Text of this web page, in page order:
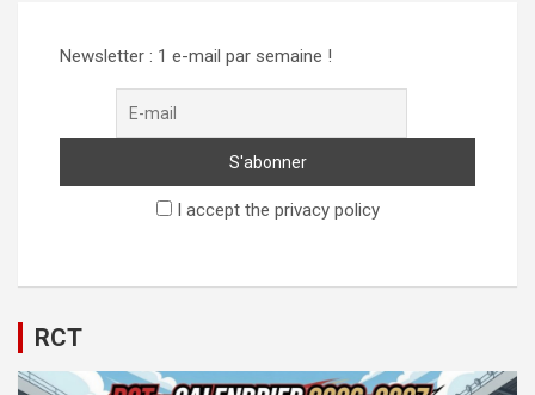
Newsletter : 1 e-mail par semaine !
I accept the privacy policy
RCT